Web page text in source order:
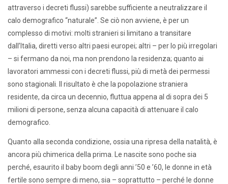
attraverso i decreti flussi) sarebbe sufficiente a neutralizzare il
calo demografico “naturale”. Se ciò non avviene, è per un
complesso di motivi: molti stranieri si limitano a transitare
dall’Italia, diretti verso altri paesi europei; altri – per lo più irregolari
– si fermano da noi, ma non prendono la residenza; quanto ai
lavoratori ammessi con i decreti flussi, più di metà dei permessi
sono stagionali. Il risultato è che la popolazione straniera
residente, da circa un decennio, fluttua appena al di sopra dei 5
milioni di persone, senza alcuna capacità di attenuare il calo
demografico.
Quanto alla seconda condizione, ossia una ripresa della natalità, è
ancora più chimerica della prima. Le nascite sono poche sia
perché, esaurito il baby boom degli anni ’50 e ’60, le donne in età
fertile sono sempre di meno, sia – soprattutto – perché le donne